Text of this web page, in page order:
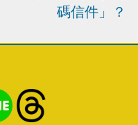
碼信件」？